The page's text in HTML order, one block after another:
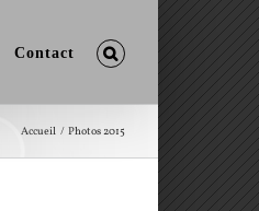
Contact
Accueil Photos 2015